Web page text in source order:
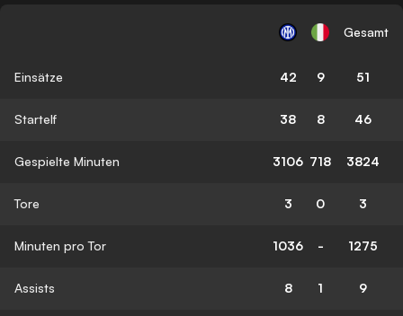
Gesamt
Einsätze 42 9 51
Startelf 38 8 46
Gespielte Minuten 3106 718 3824
Tore 3 0 3
Minuten pro Tor 1036 - 1275
Assists 8 1 9